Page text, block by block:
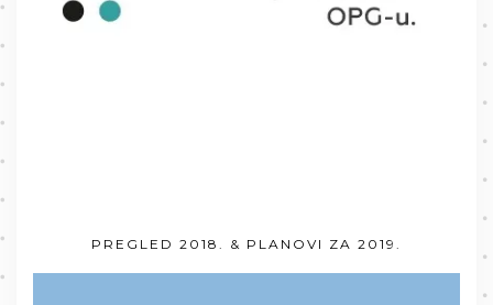
PREGLED 2018. & PLANOVI ZA 2019.